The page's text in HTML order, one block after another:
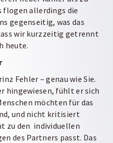
flogen allerdings die
gegenseitig, was das
wir kurzzeitig getrennt
heute.
Fehler – genau wie Sie.
hingewiesen, fühlt er sich
möchten für das
und nicht kritisiert
zu den individuellen
des Partners passt. Das